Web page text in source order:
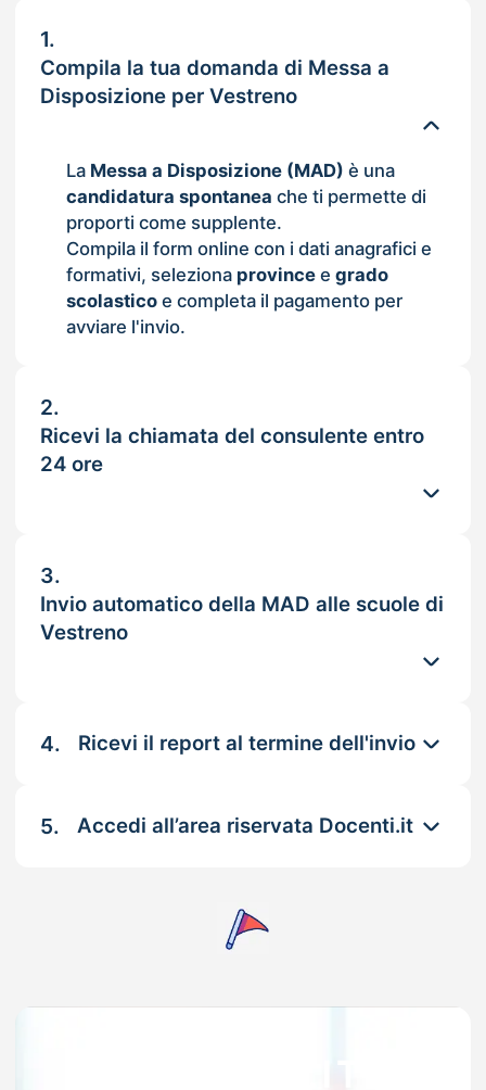
1.
Compila la tua domanda di Messa a
Disposizione per Vestreno
La Messa a Disposizione (MAD) è una
candidatura spontanea che ti permette di
proporti come supplente.
Compila il form online con i dati anagrafici e
formativi, seleziona provincee grado
scolasticoe completa il pagamento per
avviare l'invio.
2.
Ricevi la chiamata del consulente entro
24 ore
3.
Invio automatico della MAD alle scuole di
Vestreno
4. Ricevi il report al termine dell'invio
5. Accedi all’area riservata Docenti.it